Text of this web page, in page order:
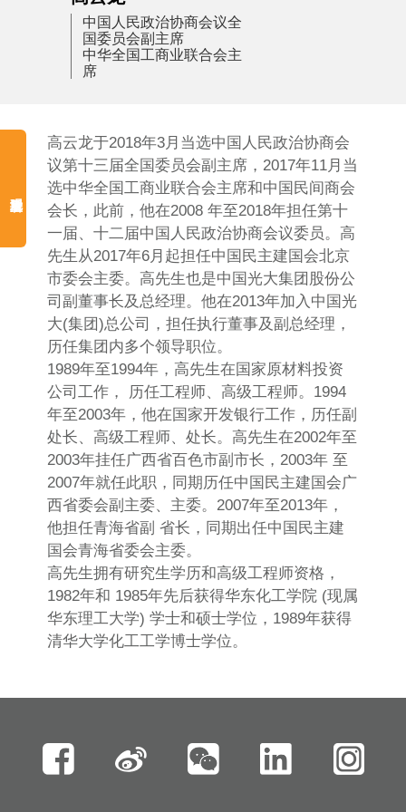
中国人民政治协商会议全
国委员会副主席
中华全国工商业联合会主
席
高云龙于2018年3月当选中国人民政治协商会
议第十三届全国委员会副主席，2017年11月当
选中华全国工商业联合会主席和中国民间商会
会长，此前，他在2008 年至2018年担任第十
一届、十二届中国人民政治协商会议委员。高
先生从2017年6月起担任中国民主建国会北京
市委会主委。高先生也是中国光大集团股份公
司副董事长及总经理。他在2013年加入中国光
大(集团)总公司，担任执行董事及副总经理，
历任集团内多个领导职位。
1989年至1994年，高先生在国家原材料投资
公司工作， 历任工程师、高级工程师。1994
年至2003年，他在国家开发银行工作，历任副
处长、高级工程师、处长。高先生在2002年至
2003年挂任广西省百色市副市长，2003年 至
2007年就任此职，同期历任中国民主建国会广
西省委会副主委、主委。2007年至2013年，
他担任青海省副 省长，同期出任中国民主建
国会青海省委会主委。
高先生拥有研究生学历和高级工程师资格，
1982年和 1985年先后获得华东化工学院 (现属
华东理工大学) 学士和硕士学位，1989年获得
清华大学化工工学博士学位。